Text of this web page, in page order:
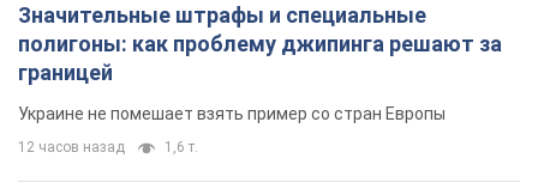
Значительные штрафы и специальные
полигоны: как проблему джипинга решают за
границей
Украине не помешает взять пример со стран Европы
12 часов назад 1,6 т.